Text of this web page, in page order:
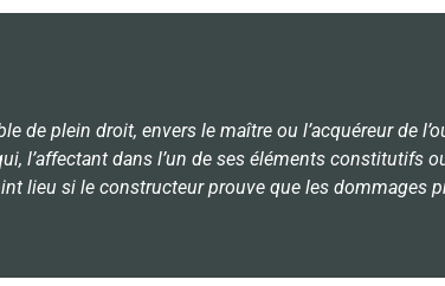
de plein droit, envers le maître ou l’acquéreur de
l’affectant dans l’un de ses éléments constitutifs
lieu si le constructeur prouve que les dommages